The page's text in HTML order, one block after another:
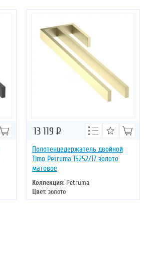
Полотенцедержатель двойной
Timo Petruma 15252/17 золото
матовое
Коллекция: Petruma
Цвет: золото
13 119 Р